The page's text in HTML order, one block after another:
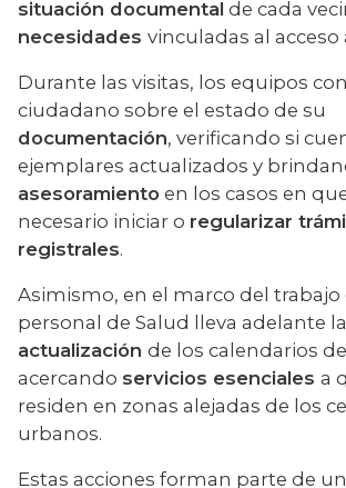
situación documental de cada
necesidades vinculadas al acceso
Durante las visitas, los equipos
documentación, verificando si
asesoramiento en los casos en
necesario iniciar o regularizar
registrales.
Asimismo, en el marco del
personal de Salud lleva adelante la
actualización de los calendarios
acercando servicios esenciales a
residen en zonas alejadas de los
urbanos.